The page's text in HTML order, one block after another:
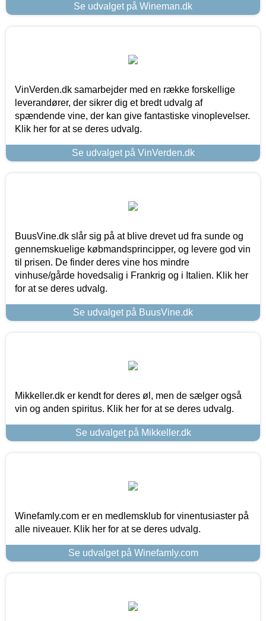
Se udvalget på Wineman.dk
VinVerden.dk samarbejder med en række forskellige
leverandører, der sikrer dig et bredt udvalg af
spændende vine, der kan give fantastiske vinoplevelser.
Klik her for at se deres udvalg.
Se udvalget på VinVerden.dk
BuusVine.dk slår sig på at blive drevet ud fra sunde og
gennemskuelige købmandsprincipper, og levere god vin
til prisen. De finder deres vine hos mindre
vinhuse/gårde hovedsalig i Frankrig og i Italien. Klik her
for at se deres udvalg.
Se udvalget på BuusVine.dk
Mikkeller.dk er kendt for deres øl, men de sælger også
vin og anden spiritus. Klik her for at se deres udvalg.
Se udvalget på Mikkeller.dk
Winefamly.com er en medlemsklub for vinentusiaster på
alle niveauer. Klik her for at se deres udvalg.
Se udvalget på Winefamly.com